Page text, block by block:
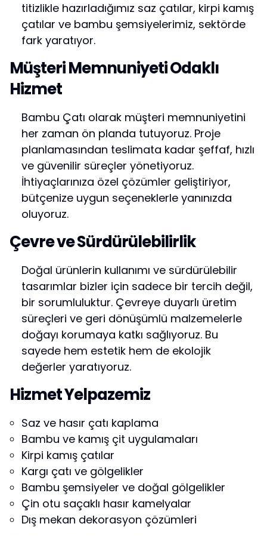
titizlikle hazırladığımız saz çatılar, kirpi kamış
çatılar ve bambu şemsiyelerimiz, sektörde
fark yaratıyor.
Müşteri Memnuniyeti Odaklı
Hizmet
Bambu Çatı olarak müşteri memnuniyetini
her zaman ön planda tutuyoruz. Proje
planlamasından teslimata kadar şeffaf, hızlı
ve güvenilir süreçler yönetiyoruz.
İhtiyaçlarınıza özel çözümler geliştiriyor,
bütçenize uygun seçeneklerle yanınızda
oluyoruz.
Çevre ve Sürdürülebilirlik
Doğal ürünlerin kullanımı ve sürdürülebilir
tasarımlar bizler için sadece bir tercih değil,
bir sorumluluktur. Çevreye duyarlı üretim
süreçleri ve geri dönüşümlü malzemelerle
doğayı korumaya katkı sağlıyoruz. Bu
sayede hem estetik hem de ekolojik
değerler yaratıyoruz.
Hizmet Yelpazemiz
Saz ve hasır çatı kaplama
Bambu ve kamış çit uygulamaları
Kirpi kamış çatılar
Kargı çatı ve gölgelikler
Bambu şemsiyeler ve doğal gölgelikler
Çin otu saçaklı hasır kamelyalar
Dış mekan dekorasyon çözümleri